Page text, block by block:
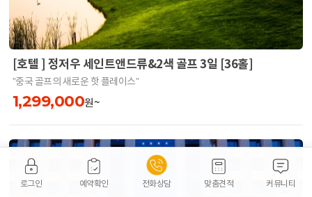
[호텔 ] 정저우 세인트앤드류&2색 골프 3일 [36홀]
”중국 골프의 새로운 핫 플레이스”
1,299,000원~
로그인 예약확인 전화상담 맞춤견적 커뮤니티